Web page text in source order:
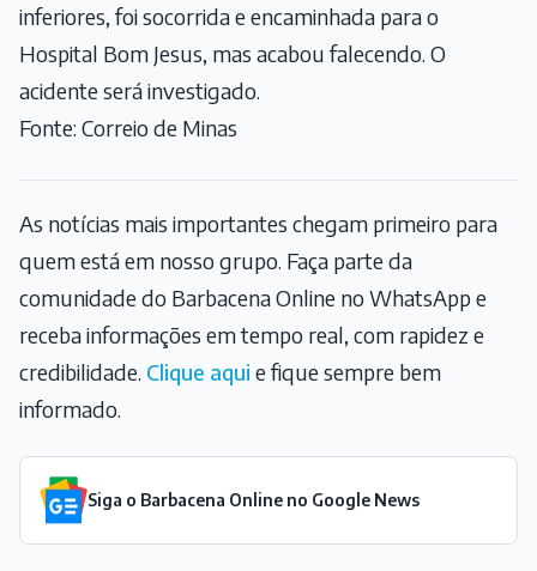
inferiores, foi socorrida e encaminhada para o
Hospital Bom Jesus, mas acabou falecendo. O
acidente será investigado.
Fonte: Correio de Minas
As notícias mais importantes chegam primeiro para
quem está em nosso grupo. Faça parte da
comunidade do Barbacena Online no WhatsApp e
receba informações em tempo real, com rapidez e
credibilidade. Clique aqui e fique sempre bem
informado.
Siga o Barbacena Online no Google News